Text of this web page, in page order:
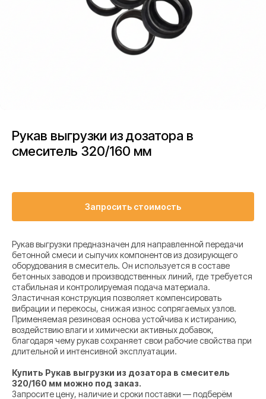
Рукав выгрузки из дозатора в
смеситель 320/160 мм
Запросить стоимость
Рукав выгрузки предназначен для направленной передачи
бетонной смеси и сыпучих компонентов из дозирующего
оборудования в смеситель. Он используется в составе
бетонных заводов и производственных линий, где требуется
стабильная и контролируемая подача материала.
Эластичная конструкция позволяет компенсировать
вибрации и перекосы, снижая износ сопрягаемых узлов.
Применяемая резиновая основа устойчива к истиранию,
воздействию влаги и химически активных добавок,
благодаря чему рукав сохраняет свои рабочие свойства при
длительной и интенсивной эксплуатации.
Купить Рукав выгрузки из дозатора в смеситель
320/160 мм можно под заказ.
Запросите цену, наличие и сроки поставки — подберём